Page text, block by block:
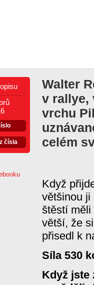
Walter
v rallye,
vrchu
celém
Když
většinou ji
štěstí měli
větší, že
přisedl k
Síla 530
Když jste
čísla